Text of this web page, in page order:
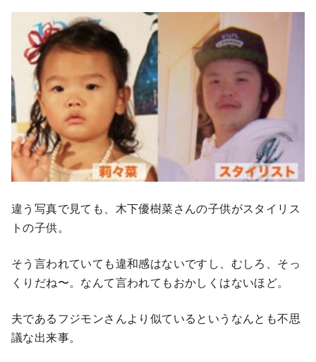
違う写真で見ても、木下優樹菜さんの子供がスタイリス
トの子供。
そう言われていても違和感はないですし、むしろ、そっ
くりだね〜。なんて言われてもおかしくはないほど。
夫であるフジモンさんより似ているというなんとも不思
議な出来事。